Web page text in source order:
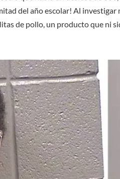
del año escolar! Al investigar
de pollo, un producto que ni